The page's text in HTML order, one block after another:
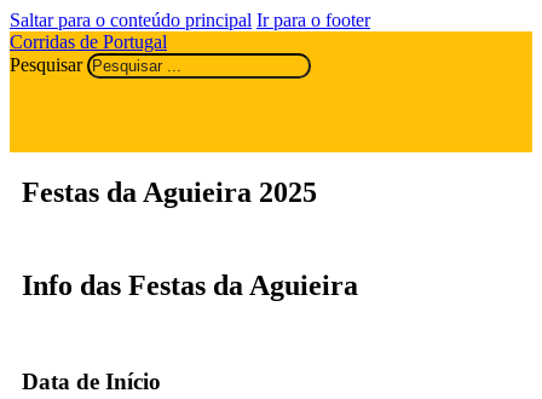
Saltar para o conteúdo principal Ir para o footer
Corridas de Portugal
Pesquisar
Festas da Aguieira 2025
Info das Festas da Aguieira
Data de Início